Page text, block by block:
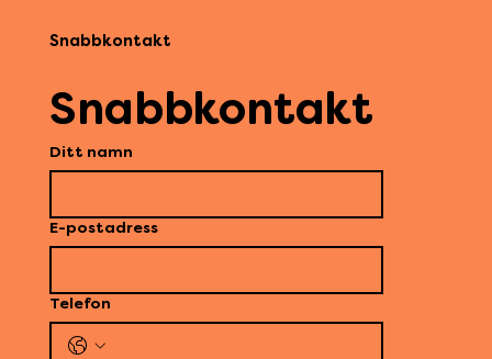
Snabbkontakt
Snabbkontakt
Ditt namn
E-postadress
Telefon